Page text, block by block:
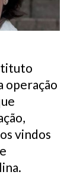
operação
vindos